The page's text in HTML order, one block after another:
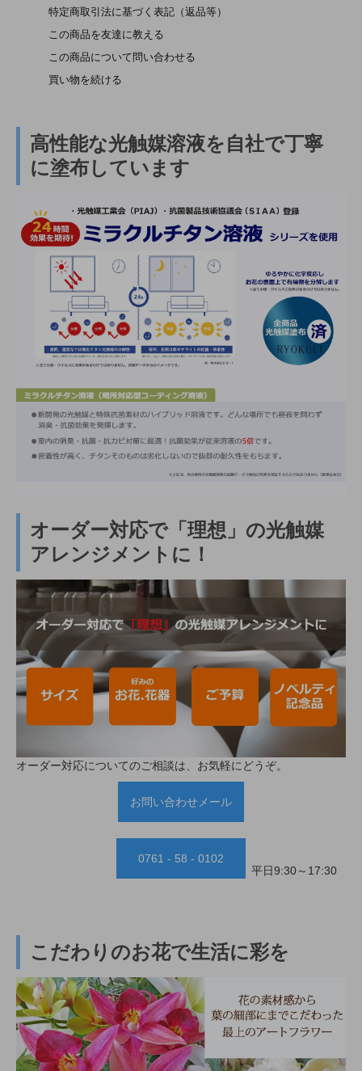
特定商取引法に基づく表記（返品等）
この商品を友達に教える
この商品について問い合わせる
買い物を続ける
高性能な光触媒溶液を自社で丁寧
に塗布しています
オーダー対応で「理想」の光触媒
アレンジメントに！
オーダー対応についてのご相談は、お気軽にどうぞ。
お問い合わせメール
0761 - 58 - 0102
平日9:30～17:30
こだわりのお花で生活に彩を